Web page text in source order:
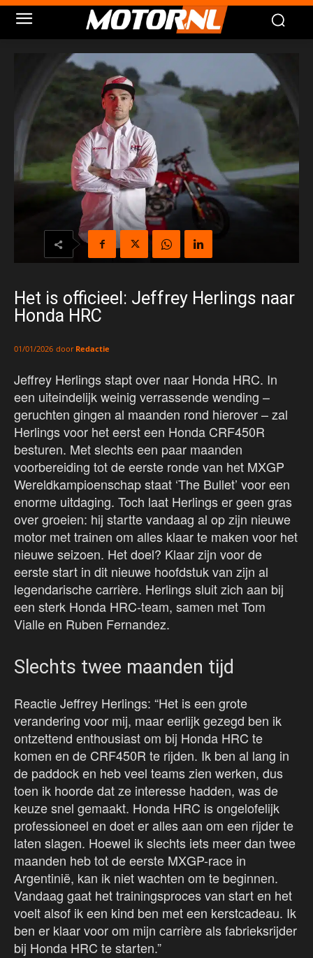
Het is officieel: Jeffrey Herlings naar
Honda HRC
01/01/2026 door Redactie
Jeffrey Herlings stapt over naar Honda HRC. In
een uiteindelijk weinig verrassende wending –
geruchten gingen al maanden rond hierover – zal
Herlings voor het eerst een Honda CRF450R
besturen. Met slechts een paar maanden
voorbereiding tot de eerste ronde van het MXGP
Wereldkampioenschap staat ‘The Bullet’ voor een
enorme uitdaging. Toch laat Herlings er geen gras
over groeien: hij startte vandaag al op zijn nieuwe
motor met trainen om alles klaar te maken voor het
nieuwe seizoen. Het doel? Klaar zijn voor de
eerste start in dit nieuwe hoofdstuk van zijn al
legendarische carrière. Herlings sluit zich aan bij
een sterk Honda HRC-team, samen met Tom
Vialle en Ruben Fernandez.
Slechts twee maanden tijd
Reactie Jeffrey Herlings: “Het is een grote
verandering voor mij, maar eerlijk gezegd ben ik
ontzettend enthousiast om bij Honda HRC te
komen en de CRF450R te rijden. Ik ben al lang in
de paddock en heb veel teams zien werken, dus
toen ik hoorde dat ze interesse hadden, was de
keuze snel gemaakt. Honda HRC is ongelofelijk
professioneel en doet er alles aan om een rijder te
laten slagen. Hoewel ik slechts iets meer dan twee
maanden heb tot de eerste MXGP-race in
Argentinië, kan ik niet wachten om te beginnen.
Vandaag gaat het trainingsproces van start en het
voelt alsof ik een kind ben met een kerstcadeau. Ik
ben er klaar voor om mijn carrière als fabrieksrijder
bij Honda HRC te starten.”